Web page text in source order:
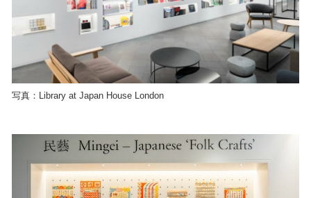
写真：Library at Japan House London